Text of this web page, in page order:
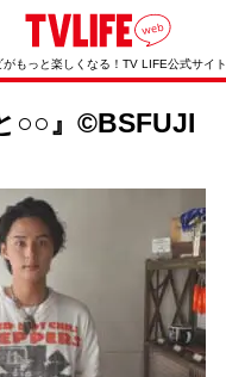
がもっと楽しくなる！TV LIFE公式サイト
○○』©BSFUJI